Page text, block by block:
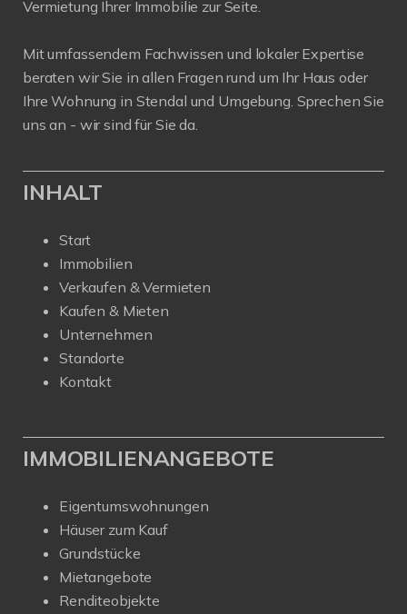
Vermietung Ihrer Immobilie zur Seite.
Mit umfassendem Fachwissen und lokaler Expertise
beraten wir Sie in allen Fragen rund um Ihr Haus oder
Ihre Wohnung in Stendal und Umgebung. Sprechen Sie
uns an - wir sind für Sie da.
INHALT
Start
Immobilien
Verkaufen & Vermieten
Kaufen & Mieten
Unternehmen
Standorte
Kontakt
IMMOBILIENANGEBOTE
Eigentumswohnungen
Häuser zum Kauf
Grundstücke
Mietangebote
Renditeobjekte